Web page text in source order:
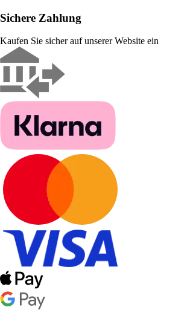
Sichere Zahlung
Kaufen Sie sicher auf unserer Website ein